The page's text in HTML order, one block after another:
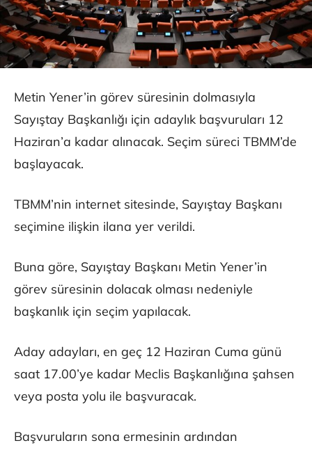
Metin Yener’in görev süresinin dolmasıyla
Sayıştay Başkanlığı için adaylık başvuruları 12
Haziran’a kadar alınacak. Seçim süreci TBMM’de
başlayacak.
TBMM’nin internet sitesinde, Sayıştay Başkanı
seçimine ilişkin ilana yer verildi.
Buna göre, Sayıştay Başkanı Metin Yener’in
görev süresinin dolacak olması nedeniyle
başkanlık için seçim yapılacak.
Aday adayları, en geç 12 Haziran Cuma günü
saat 17.00’ye kadar Meclis Başkanlığına şahsen
veya posta yolu ile başvuracak.
Başvuruların sona ermesinin ardından